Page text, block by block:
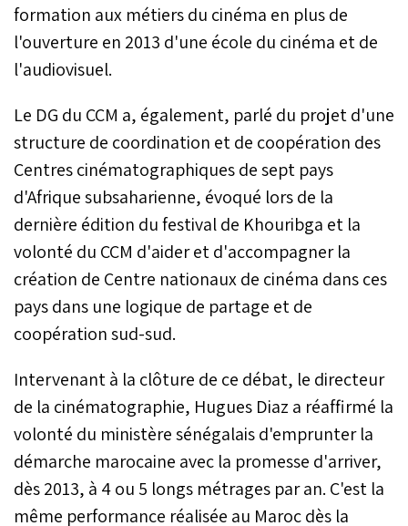
formation aux métiers du cinéma en plus de
l'ouverture en 2013 d'une école du cinéma et de
l'audiovisuel.
Le DG du CCM a, également, parlé du projet d'une
structure de coordination et de coopération des
Centres cinématographiques de sept pays
d'Afrique subsaharienne, évoqué lors de la
dernière édition du festival de Khouribga et la
volonté du CCM d'aider et d'accompagner la
création de Centre nationaux de cinéma dans ces
pays dans une logique de partage et de
coopération sud-sud.
Intervenant à la clôture de ce débat, le directeur
de la cinématographie, Hugues Diaz a réaffirmé la
volonté du ministère sénégalais d'emprunter la
démarche marocaine avec la promesse d'arriver,
dès 2013, à 4 ou 5 longs métrages par an. C'est la
même performance réalisée au Maroc dès la